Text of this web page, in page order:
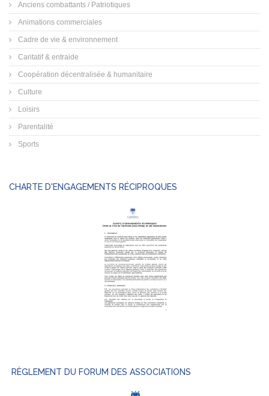
Anciens combattants / Patriotiques
Animations commerciales
Cadre de vie & environnement
Caritatif & entraide
Coopération décentralisée & humanitaire
Culture
Loisirs
Parentalité
Sports
CHARTE D'ENGAGEMENTS RÉCIPROQUES
RÈGLEMENT DU FORUM DES ASSOCIATIONS